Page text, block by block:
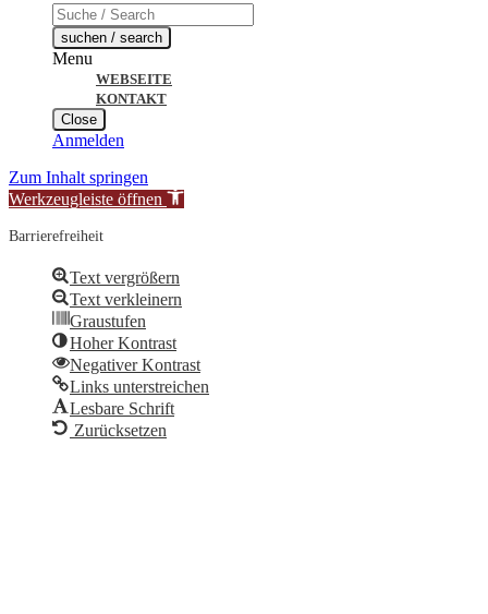
Products
search
suchen / search
Menu
WEBSEITE
KONTAKT
Close
Anmelden
Zum Inhalt springen
Werkzeugleiste öffnen
Barrierefreiheit
Text vergrößern
Text verkleinern
Graustufen
Hoher Kontrast
Negativer Kontrast
Links unterstreichen
Lesbare Schrift
Zurücksetzen